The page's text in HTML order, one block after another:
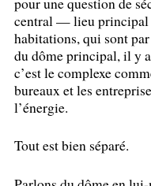
central — lieu principal
habitations, qui sont
du dôme principal, il y
c’est le complexe
bureaux et les
l’énergie.
Tout est bien séparé.